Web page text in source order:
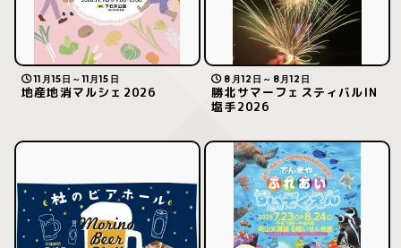
11月15日～11月15日
地産地消マルシェ2026
8月12日～8月12日
勝北サマーフェスティバルIN
塩手2026